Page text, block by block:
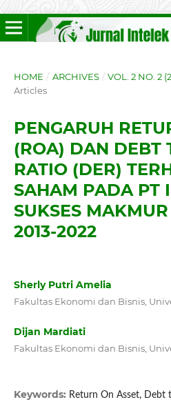
HOME / ARCHIVES / VOL. 2 NO. 2
Articles
PENGARUH
(ROA) DAN DEBT
RATIO (DER)
SAHAM PADA PT
SUKSES
2013-2022
Sherly Putri Amelia
Fakultas Ekonomi dan Bisnis,
Dijan Mardiati
Fakultas Ekonomi dan Bisnis,
Keywords: Return On Asset, Debt